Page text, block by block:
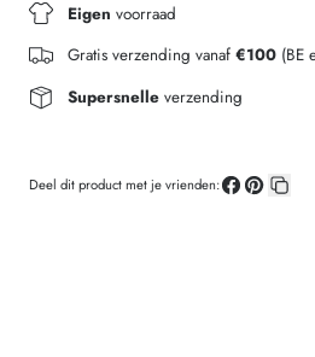
Eigen voorraad
Gratis verzending vanaf €100 (BE
Supersnelleverzending
Deel dit product met je vrienden: